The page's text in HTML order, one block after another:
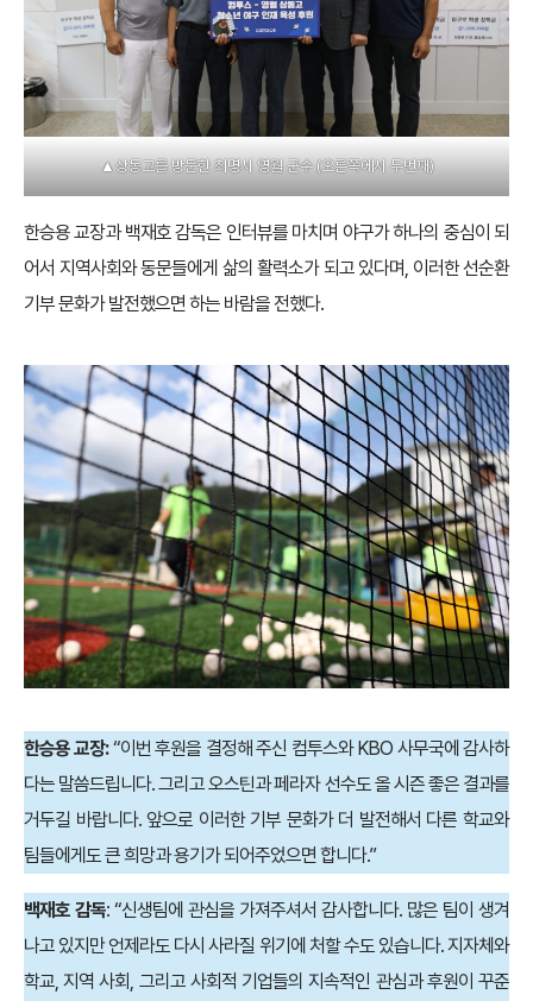
▲상동고를 방문한 최명서 영월 군수 (오른쪽에서 두번째)
한승용 교장과 백재호 감독은 인터뷰를 마치며 야구가 하나의 중심이 되
어서 지역사회와 동문들에게 삶의 활력소가 되고 있다며, 이러한 선순환
기부 문화가 발전했으면 하는 바람을 전했다.
한승용 교장:“이번 후원을 결정해 주신 컴투스와 KBO 사무국에 감사하
다는 말씀드립니다. 그리고 오스틴과 페라자 선수도 올 시즌 좋은 결과를
거두길 바랍니다. 앞으로 이러한 기부 문화가 더 발전해서 다른 학교와
팀들에게도 큰 희망과 용기가 되어주었으면 합니다.”
백재호 감독: “신생팀에 관심을 가져주셔서 감사합니다. 많은 팀이 생겨
나고 있지만 언제라도 다시 사라질 위기에 처할 수도 있습니다. 지자체와
학교, 지역 사회, 그리고 사회적 기업들의 지속적인 관심과 후원이 꾸준